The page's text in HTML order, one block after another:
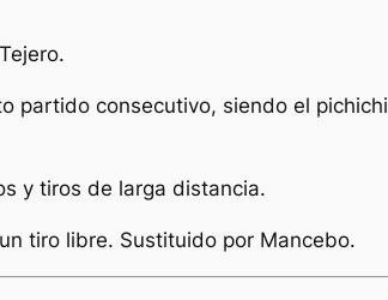
partido consecutivo, siendo el pichichi
y tiros de larga distancia.
tiro libre. Sustituido por Mancebo.